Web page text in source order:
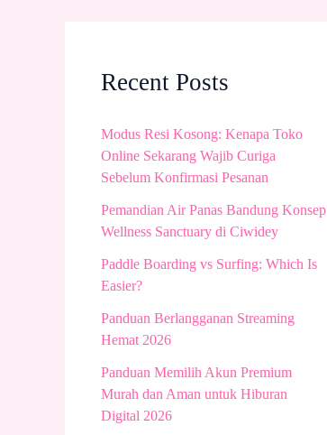
Recent Posts
Modus Resi Kosong: Kenapa Toko
Online Sekarang Wajib Curiga
Sebelum Konfirmasi Pesanan
Pemandian Air Panas Bandung Konsep
Wellness Sanctuary di Ciwidey
Paddle Boarding vs Surfing: Which Is
Easier?
Panduan Berlangganan Streaming
Hemat 2026
Panduan Memilih Akun Premium
Murah dan Aman untuk Hiburan
Digital 2026